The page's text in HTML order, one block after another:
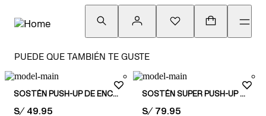
PUEDE QUE TAMBIÉN TE GUSTE
SOSTÉN PUSH-UP DE ENCAJE
PRICE:
S/ 49.95
SOSTÉN SUPER PUSH-UP DE ENCAJE
PRICE:
S/ 79.95